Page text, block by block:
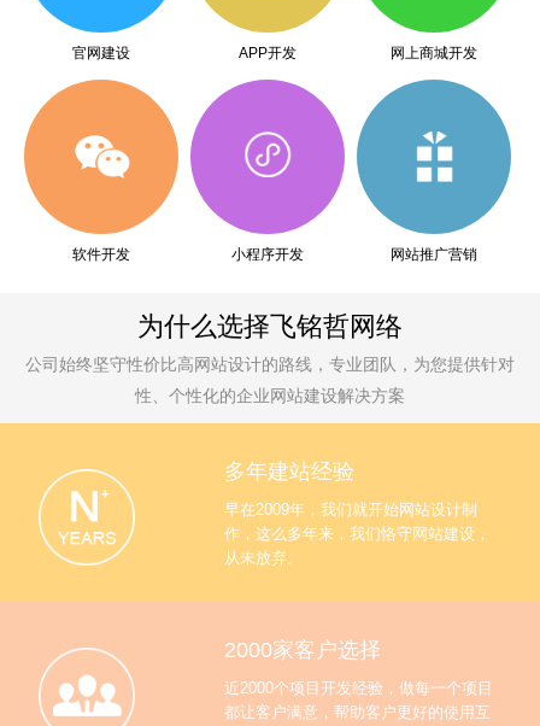
官网建设 APP开发 网上商城开发
软件开发 小程序开发 网站推广营销
为什么选择飞铭哲网络
公司始终坚守性价比高网站设计的路线，专业团队，为您提供针对
性、个性化的企业网站建设解决方案
多年建站经验
早在2009年，我们就开始网站设计制
作，这么多年来，我们恪守网站建设，
从未放弃。
2000家客户选择
近2000个项目开发经验，做每一个项目
都让客户满意，帮助客户更好的使用互